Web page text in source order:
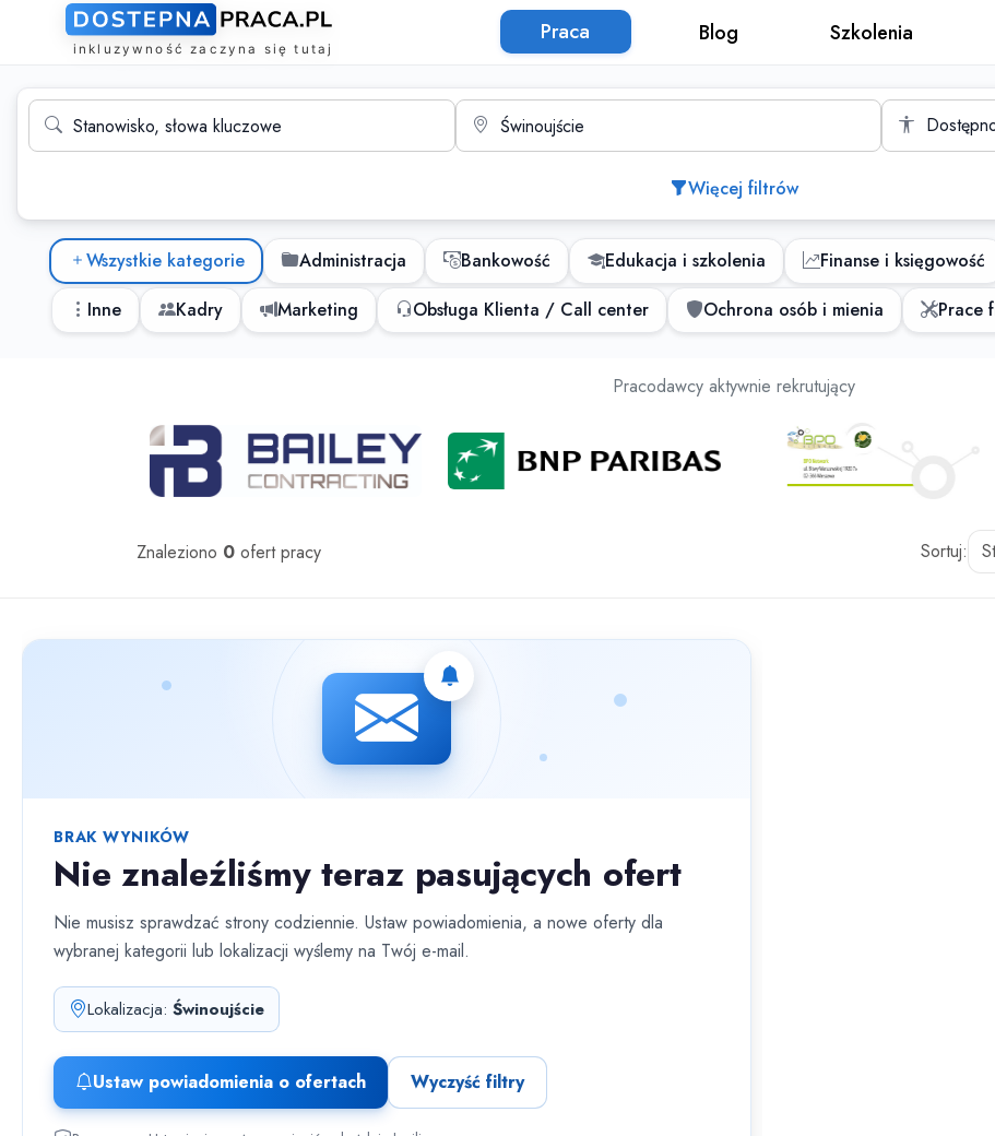
Praca Blog Szkolenia
Wyszukiwarka ofert pracy
Stanowisko, słowa kluczowe Miasto
Więcej filtrów
Kategorie ofert pracy
Wszystkie kategorie Administracja Bankowość Edukacja i szkolenia Finanse i księgowość
Inne
Kadry Marketing Obsługa Klienta / Call center Ochrona osób i mienia Prace
Oferty pracy
Pracodawcy aktywnie rekrutujący
Oferty pracy
Znaleziono 0ofert pracy Sortuj:
Nie znaleziono ofert spełniających wybrane kryteria.
BRAK WYNIKÓW
Nie znaleźliśmy teraz pasujących ofert
Nie musisz sprawdzać strony codziennie. Ustaw powiadomienia, a nowe oferty dla
wybranej kategorii lub lokalizacji wyślemy na Twój e-mail.
Lokalizacja: Świnoujście
Ustaw powiadomienia o ofertach Wyczyść filtry